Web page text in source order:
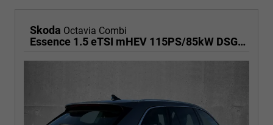
Skoda Octavia Combi
Essence 1.5 eTSI mHEV 115PS/85kW DSG7 2026